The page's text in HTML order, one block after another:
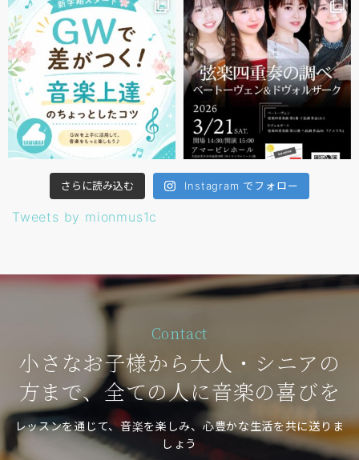
さらに読み込む Instagram でフォロー
Tweets by mionmus1c
Contact
小さなお子様から大人・シニアの
方まで、全ての人に音楽の喜びを
レッスンを通じて、音楽を楽しみ、心豊かな生活を共に送りま
しょう